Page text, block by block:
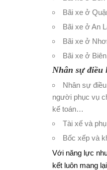
Bãi xe ở
Bãi xe ở An
Bãi xe ở
Bãi xe ở
Nhân sự điều
Nhân sự
người phục vụ
kế toán…
Tài xế và
Bốc xếp và
Với năng lực
kết luôn mang